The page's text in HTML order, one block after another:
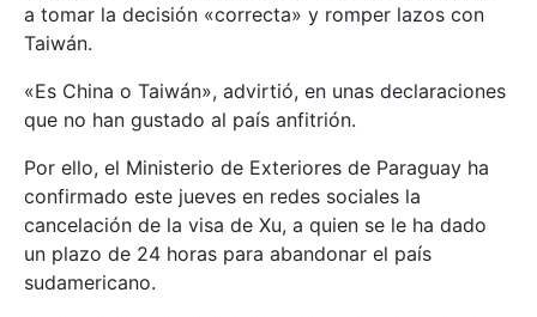
a tomar la decisión «correcta» y romper lazos con
Taiwán.
«Es China o Taiwán», advirtió, en unas declaraciones
que no han gustado al país anfitrión.
Por ello, el Ministerio de Exteriores de Paraguay ha
confirmado este jueves en redes sociales la
cancelación de la visa de Xu, a quien se le ha dado
un plazo de 24 horas para abandonar el país
sudamericano.